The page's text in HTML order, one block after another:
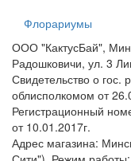
Флорариумы
ООО "КактусБай",
Радошковичи, ул. 3
Свидетельство о
облисполкомом от
Регистрационный
от 10.01.2017г.
Адрес магазина: